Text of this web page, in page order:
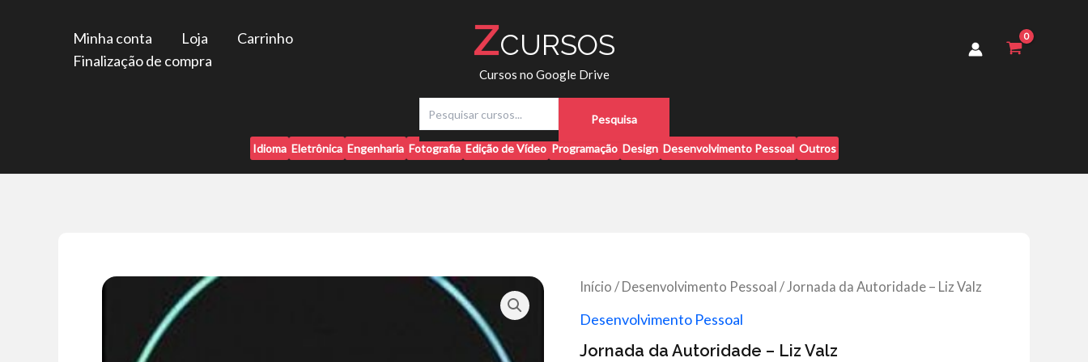
Minha conta Loja
Carrinho
Finalização de compra
ZCURSOS
Cursos no Google Drive
q
Pesquisa
Idioma Eletrônica Engenharia Fotografia Edição de Vídeo Programação Design Desenvolvimento Pessoal Outros
Início / Desenvolvimento Pessoal / Jornada da Autoridade – Liz Valz
Desenvolvimento Pessoal
Jornada da Autoridade – Liz Valz